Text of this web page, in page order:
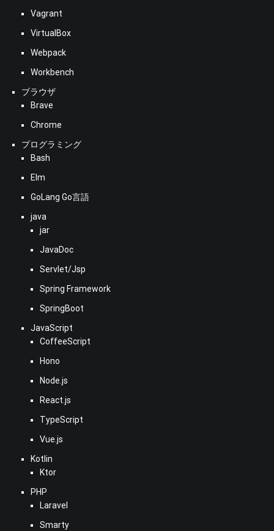
Vagrant
VirtualBox
Webpack
Workbench
ブラウザ
Brave
Chrome
プログラミング
Bash
Elm
GoLang Go言語
java
jar
JavaDoc
Servlet/Jsp
Spring Framework
SpringBoot
JavaScript
CoffeeScript
Hono
Node.js
React.js
TypeScript
Vue.js
Kotlin
Ktor
PHP
Laravel
Smarty